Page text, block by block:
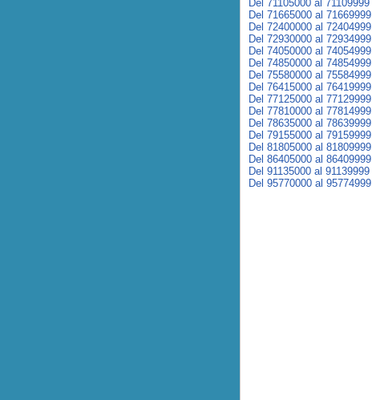
Del 71105000 al 71109999
Del 71665000 al 71669999
Del 72400000 al 72404999
Del 72930000 al 72934999
Del 74050000 al 74054999
Del 74850000 al 74854999
Del 75580000 al 75584999
Del 76415000 al 76419999
Del 77125000 al 77129999
Del 77810000 al 77814999
Del 78635000 al 78639999
Del 79155000 al 79159999
Del 81805000 al 81809999
Del 86405000 al 86409999
Del 91135000 al 91139999
Del 95770000 al 95774999